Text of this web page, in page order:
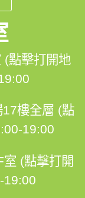
(點擊打開地
樓全層 (點
19:00
(點擊打開
19:00